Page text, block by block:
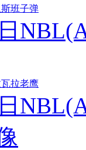
班子弹
拉老鹰